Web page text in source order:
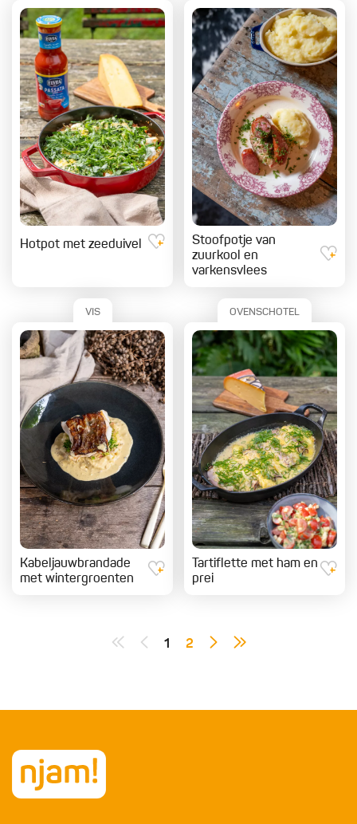
Hotpot met zeeduivel
Stoofpotje van
zuurkool en
varkensvlees
VIS
Kabeljauwbrandade
met wintergroenten
OVENSCHOTEL
Tartiflette met ham en
prei
1 2